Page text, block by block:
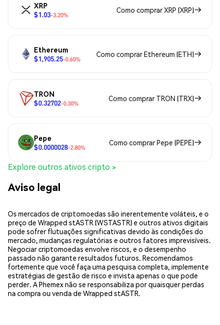
XRP
$1.03-3.20%
Como comprar XRP (XRP)
Ethereum
$1,905.25-0.60%
Como comprar Ethereum (ETH)
TRON
$0.32702-0.30%
Como comprar TRON (TRX)
Pepe
$0.0000028-2.80%
Como comprar Pepe (PEPE)
Explore outros ativos cripto >
Aviso legal
Os mercados de criptomoedas são inerentemente voláteis, e o
preço de Wrapped stASTR (WSTASTR) e outros ativos digitais
pode sofrer flutuações significativas devido às condições do
mercado, mudanças regulatórias e outros fatores imprevisíveis.
Negociar criptomoedas envolve riscos, e o desempenho
passado não garante resultados futuros. Recomendamos
fortemente que você faça uma pesquisa completa, implemente
estratégias de gestão de risco e invista apenas o que pode
perder. A Phemex não se responsabiliza por quaisquer perdas
na compra ou venda de Wrapped stASTR.